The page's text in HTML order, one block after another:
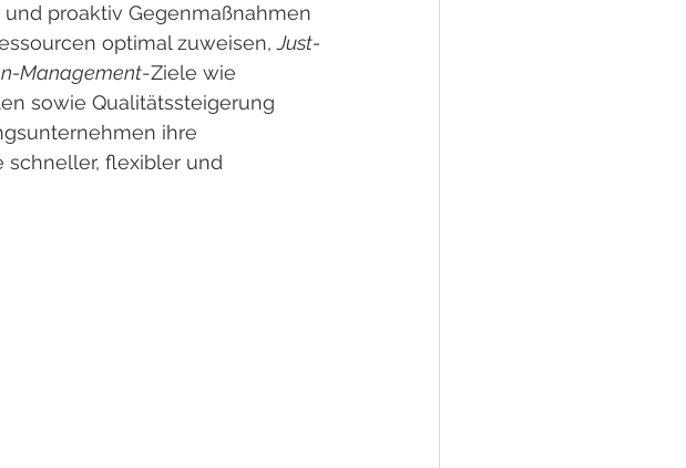
proaktiv Gegenmaßnahmen
optimal zuweisen, Just-
Management-Ziele wie
sowie Qualitätssteigerung
ihre
flexibler und